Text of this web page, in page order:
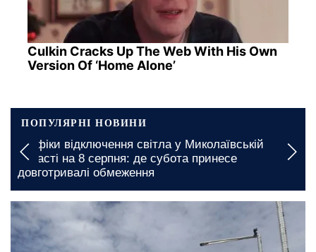
Culkin Cracks Up The Web With His Own
Version Of ‘Home Alone’
ПОПУЛЯРНІ НОВИНИ
Дефіцит продуктів в Дніпропетровській області:
які товари можуть стати рідкістю в магазинах
19 червня, 08:37